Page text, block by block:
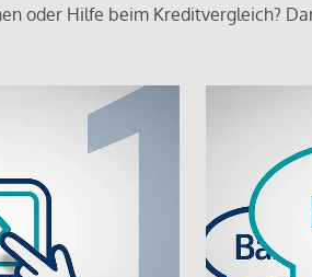
oder Hilfe beim Kreditvergleich?